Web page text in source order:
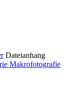
Dateianhang
Makrofotografie